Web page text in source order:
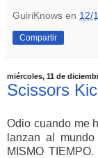
GuiriKnows en 12/
Compartir
miércoles, 11 de
Scissors
Odio cuando me
lanzan al
MISMO